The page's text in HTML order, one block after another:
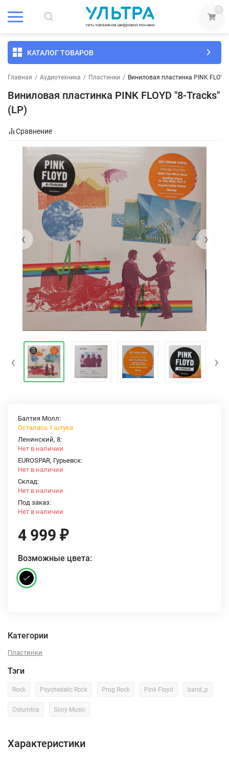
0
КАТАЛОГ ТОВАРОВ
Главная / Аудиотехника / Пластинки / Виниловая пластинка PINK
Виниловая пластинка PINK FLOYD "8-Tracks"
(LP)
Сравнение
‹ ›
‹ ›
Балтия Молл:
Осталась 1 штука
Ленинский, 8:
Нет в наличии
EUROSPAR, Гурьевск:
Нет в наличии
Склад:
Нет в наличии
Под заказ:
Нет в наличии
4 999 ₽
Возможные цвета:
Категории
Пластинки
Тэги
Rock Psychedelic Rock Prog Rock Pink Floyd band_p
Columbia Sony Music
Характеристики